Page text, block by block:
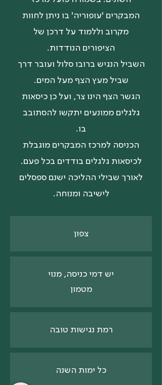
המבקרים 'עופוריה' בו ניתן לחוות
מקרוב וללמוד על דרכן של
הציפורים הנודדות.
השביל הנגיש ברובו סלול ועובר דרך
שביל מעץ הצף מעל המים.
הגשר הצף הינו צר, ועל כן כיסאות
גלגלים ממונעים יתקשו להסתובב
בו.
הכניסה למרכז המבקרים מוגבלת
לכיסאות גלגלים בודדים בכל פעם.
לאורך שבילי ההליכה ישנם ספסלים
לישיבה ומנוחה.
צפון
יש דמי כניסה, מנוי
מטמון
רמת נגישות טובה
כל ימות השנה